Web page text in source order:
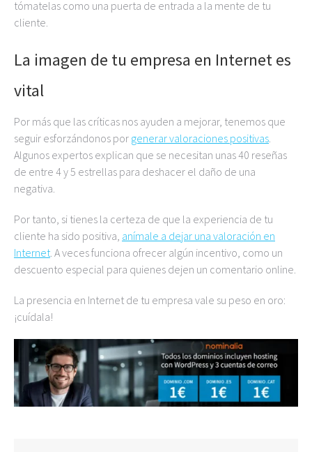
tómatelas como una puerta de entrada a la mente de tu
cliente.
La imagen de tu empresa en Internet es
vital
Por más que las críticas nos ayuden a mejorar, tenemos que
seguir esforzándonos por generar valoraciones positivas.
Algunos expertos explican que se necesitan unas 40 reseñas
de entre 4 y 5 estrellas para deshacer el daño de una
negativa.
Por tanto, si tienes la certeza de que la experiencia de tu
cliente ha sido positiva, anímale a dejar una valoración en
Internet. A veces funciona ofrecer algún incentivo, como un
descuento especial para quienes dejen un comentario online.
La presencia en Internet de tu empresa vale su peso en oro:
¡cuídala!